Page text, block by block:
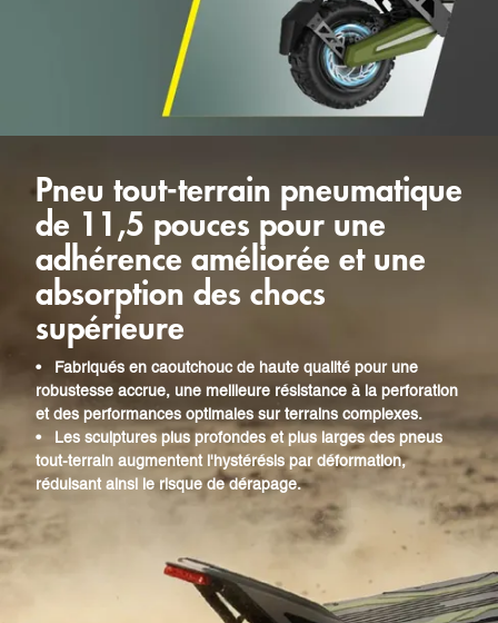
Pneu tout-terrain pneumatique
de 11,5 pouces pour une
adhérence améliorée et une
absorption des chocs
supérieure
•
Fabriqués en caoutchouc de haute qualité pour une
robustesse accrue, une meilleure résistance à la perforation
et des performances optimales sur terrains complexes.
•
Les sculptures plus profondes et plus larges des pneus
tout-terrain augmentent l'hystérésis par déformation,
réduisant ainsi le risque de dérapage.